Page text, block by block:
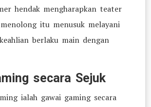
hendak mengharapkan teater
itu menusuk melayani
berlaku main dengan
secara Sejuk
ialah gawai gaming secara